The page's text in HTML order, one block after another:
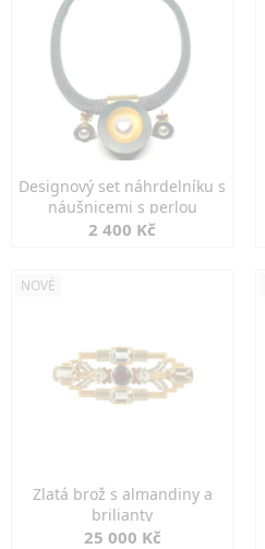
Designový set náhrdelníku s
náušnicemi s perlou
2 400 Kč
NOVÉ
Zlatá brož s almandiny a
brilianty
25 000 Kč